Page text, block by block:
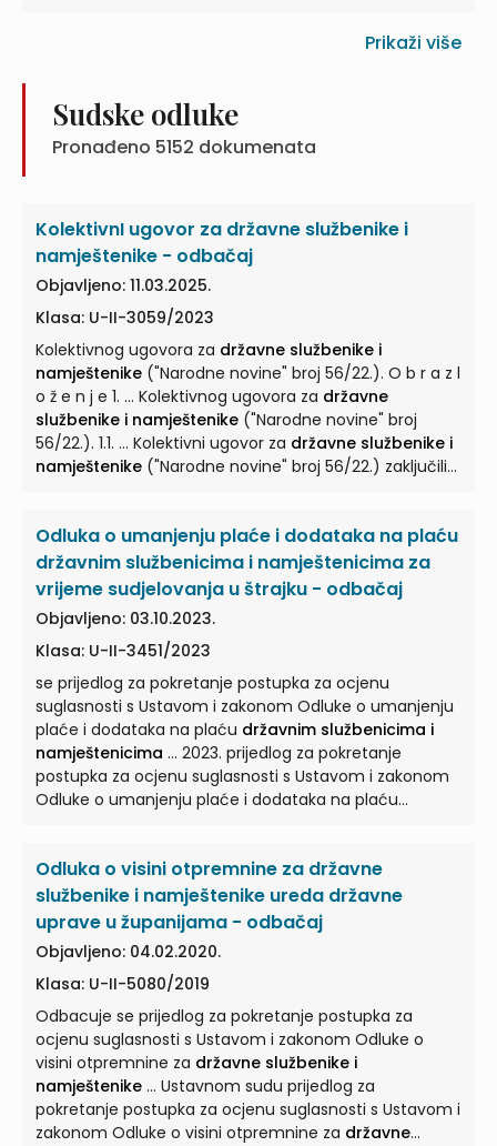
sustavu državne uprave (»Narodne novine« br.66/2019)
pravo na otpremninu u visini prosječne mjesečne
bruto plaće isplaćene u prvih šest mjeseci 2019. godine
za svaku ... radnog staža ostvarenu u uredima državne
državnog službenika i namještenika...
Prikaži više
Sudske odluke
Pronađeno 5152 dokumenata
KolektivnI ugovor za državne službenike i
namještenike - odbačaj
Objavljeno: 11.03.2025.
Klasa: U-II-3059/2023
Kolektivnog ugovora za državne službenike i
namještenike
o ž e n j e 1. ... Kolektivnog ugovora za državne
službenike i namještenike
56/22.). 1.1. ... Kolektivni ugovor za državne službenike i
namještenike ("Narodne novine" broj 56/22.) zaključili
Odluka o umanjenju plaće i dodataka na plaću
državnim službenicima i namještenicima za
vrijeme sudjelovanja u štrajku - odbačaj
Objavljeno: 03.10.2023.
Klasa: U-II-3451/2023
se prijedlog za pokretanje postupka za ocjenu
suglasnosti s Ustavom i zakonom Odluke o umanjenju
plaće i dodataka na plaću državnim službenicima i
namještenicima ... 2023. prijedlog za pokretanje
postupka za ocjenu suglasnosti s Ustavom i zakonom
Odluke o umanjenju plaće i dodataka na plaću
dodataka na plaćudržavnim službenicima i
namještenicimaza vrijeme sudjelovanja u ... sjednici
održanoj 27. srpnja 2023. donijela ODLUKU O
STAVLJANJU IZVAN SNAGE ODLUKE O UMANJENJU PLAĆE I
DODATAKA NA PLAĆUDRŽAVNIM SLUŽBENICIMA I
NAMJEŠTENICIMA... Ovom Odlukom stavlja se izvan
snage Odluka o umanjenju plaće i dodataka na plaću
državnim službenicima i namještenicimaza vrijeme
sudjelovanja u ...
Odluka o visini otpremnine za državne
službenike i namještenike ureda državne
uprave u županijama - odbačaj
Objavljeno: 04.02.2020.
Klasa: U-II-5080/2019
Odbacuje se prijedlog za pokretanje postupka za
ocjenu suglasnosti s Ustavom i zakonom Odluke o
visini otpremnine za državne službenike i
namještenike ... Ustavnom sudu prijedlog za
pokretanje postupka za ocjenu suglasnosti s Ustavom i
zakonom Odluke o visini otpremnine za državne